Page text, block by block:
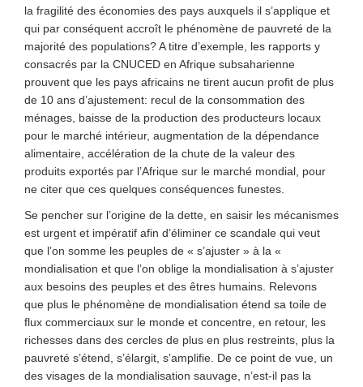
la fragilité des économies des pays auxquels il s’applique et
qui par conséquent accroît le phénomène de pauvreté de la
majorité des populations? A titre d’exemple, les rapports y
consacrés par la CNUCED en Afrique subsaharienne
prouvent que les pays africains ne tirent aucun profit de plus
de 10 ans d’ajustement: recul de la consommation des
ménages, baisse de la production des producteurs locaux
pour le marché intérieur, augmentation de la dépendance
alimentaire, accélération de la chute de la valeur des
produits exportés par l’Afrique sur le marché mondial, pour
ne citer que ces quelques conséquences funestes.
Se pencher sur l’origine de la dette, en saisir les mécanismes
est urgent et impératif afin d’éliminer ce scandale qui veut
que l’on somme les peuples de « s’ajuster » à la «
mondialisation et que l’on oblige la mondialisation à s’ajuster
aux besoins des peuples et des êtres humains. Relevons
que plus le phénomène de mondialisation étend sa toile de
flux commerciaux sur le monde et concentre, en retour, les
richesses dans des cercles de plus en plus restreints, plus la
pauvreté s’étend, s’élargit, s’amplifie. De ce point de vue, un
des visages de la mondialisation sauvage, n’est-il pas la